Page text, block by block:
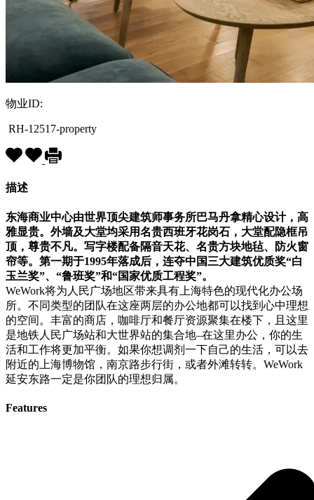
物业ID:
RH-12517-property
描述
东海商业中心由世界顶尖建筑师事务所巴马丹拿精心设计，高
雅显贵。外墙及大堂均采用名贵西班牙花岗石，大堂配隐框吊
顶，尊贵不凡。写字楼配备隔音天花、名贵方块地毡、防火窗
帘等。第一期于1995年落成后，连夺中国三大建筑优质奖“白
玉兰奖”、“鲁班奖”和“国家优质工程奖”。
WeWork将为人民广场地区带来具有上海特色的现代化办公场
所。不同类型的团队在这座两层的办公地都可以找到心中理想
的空间。丰富的商店，咖啡厅和餐厅资源聚集在楼下，且这里
是地铁人民广场站和大世界站的集合地–在这里办公，你的生
活和工作将更加平衡。如果你想调剂一下自己的生活，可以去
附近的上海博物馆，南京路步行街，或者外滩转转。WeWork
延安东路一定是你团队的理想归属。
Features